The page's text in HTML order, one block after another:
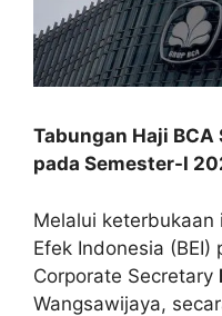
Tabungan Haji BCA
pada Semester-I
Melalui keterbukaan
Efek Indonesia
Corporate Secretary
Wangsawijaya,